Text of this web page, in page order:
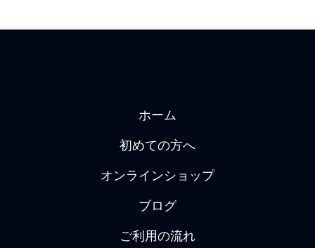
ホーム
初めての方へ
オンラインショップ
ブログ
ご利用の流れ